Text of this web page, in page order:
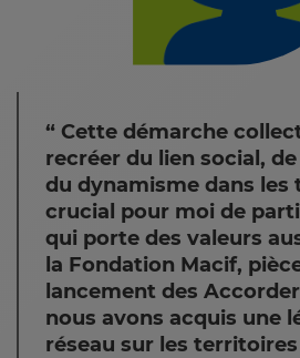
Cette démarche
recréer du lien social,
du dynamisme dans les
crucial pour moi de
qui porte des valeurs
la Fondation Macif,
lancement des
nous avons acquis une
réseau sur les territoires